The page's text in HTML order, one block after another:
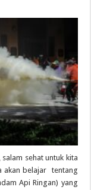
sehat untuk kita
akan belajar tentang
Api Ringan) yang